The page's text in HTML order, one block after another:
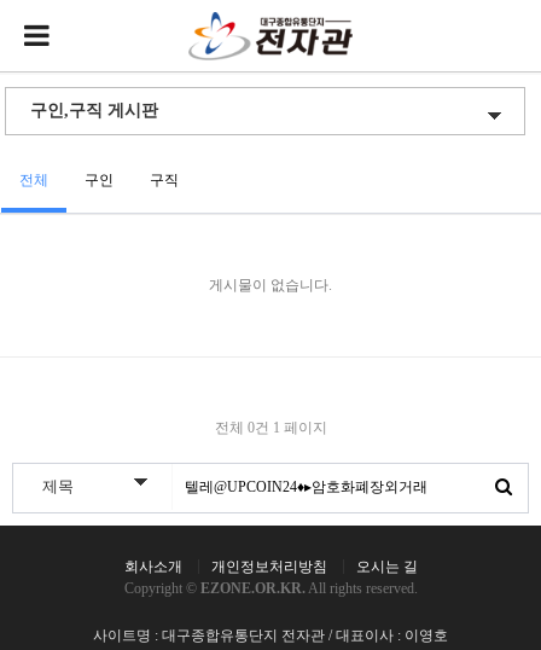
전체 구인 구직
게시물이 없습니다.
전체 0건 1 페이지
회사소개 개인정보처리방침
오시는 길
Copyright © EZONE.OR.KR. All rights reserved.
사이트명 : 대구종합유통단지 전자관 / 대표이사 : 이영호